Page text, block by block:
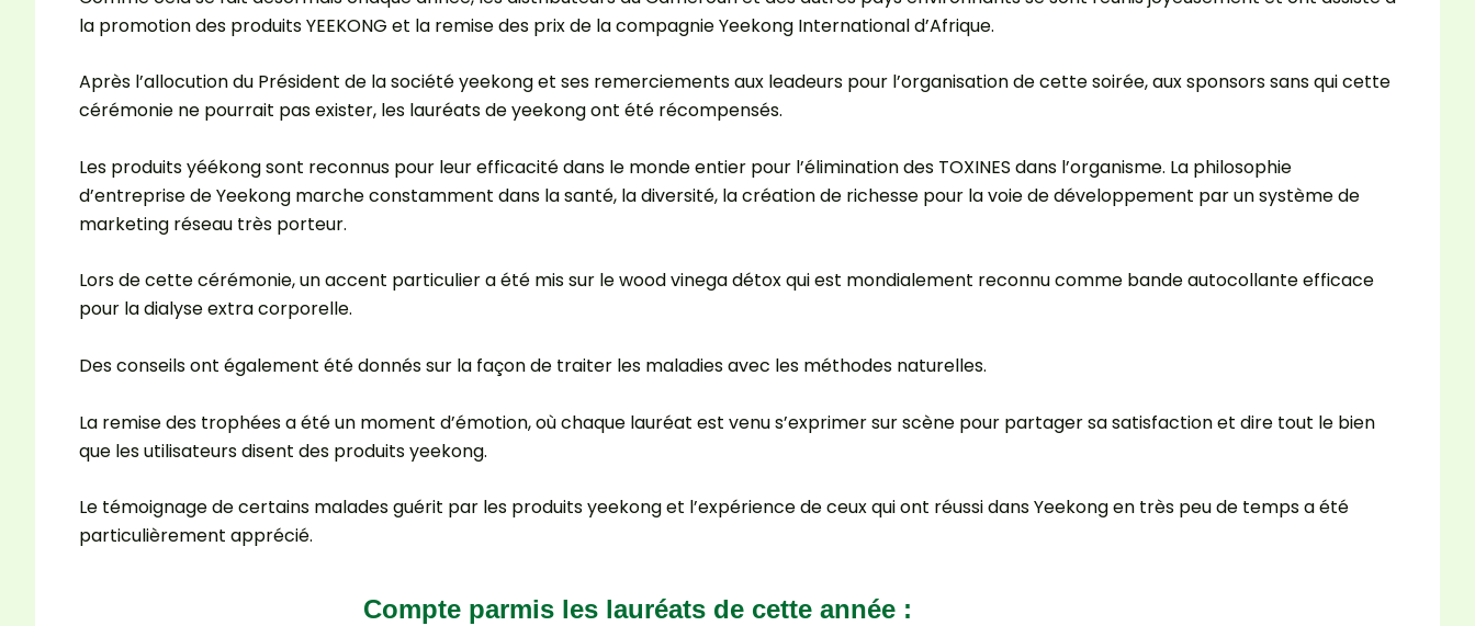
la promotion des produits YEEKONG et la remise des prix de la compagnie Yeekong International d’Afrique.
Après l’allocution du Président de la société yeekong et ses remerciements aux leadeurs pour l’organisation de cette soirée, aux sponsors sans qui cette
cérémonie ne pourrait pas exister, les lauréats de yeekong ont été récompensés.
Les produits yéékong sont reconnus pour leur efficacité dans le monde entier pour l’élimination des TOXINES dans l’organisme. La philosophie
d’entreprise de Yeekong marche constamment dans la santé, la diversité, la création de richesse pour la voie de développement par un système de
marketing réseau très porteur.
Lors de cette cérémonie, un accent particulier a été mis sur le wood vinega détox qui est mondialement reconnu comme bande autocollante efficace
pour la dialyse extra corporelle.
Des conseils ont également été donnés sur la façon de traiter les maladies avec les méthodes naturelles.
La remise des trophées a été un moment d’émotion, où chaque lauréat est venu s’exprimer sur scène pour partager sa satisfaction et dire tout le bien
que les utilisateurs disent des produits yeekong.
Le témoignage de certains malades guérit par les produits yeekong et l’expérience de ceux qui ont réussi dans Yeekong en très peu de temps a été
particulièrement apprécié.
Compte parmis les lauréats de cette année :